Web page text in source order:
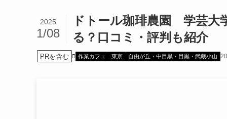
ドトール珈琲農園 学芸大
る？口コミ・評判も紹介
2025
1/08
PRを含む 作業カフェ 東京 自由が丘・中目黒・目黒・武蔵小山